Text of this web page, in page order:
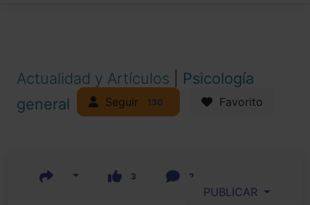
Actualidad y Artículos
Psicología
general
Seguir 130 Favorito
3 2
PUBLICAR